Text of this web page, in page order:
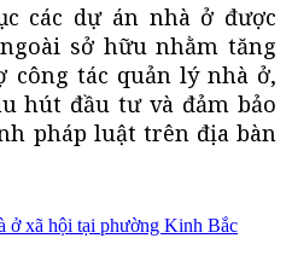
các dự án nhà ở được
sở hữu nhằm tăng
tác quản lý nhà ở,
hút đầu tư và đảm bảo
pháp luật trên địa bàn
ở xã hội tại phường Kinh Bắc